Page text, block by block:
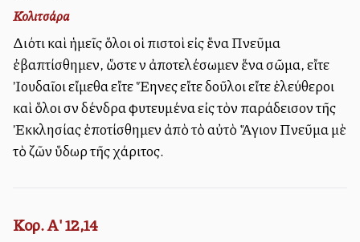
Κολιτσάρα
Διότι καὶ ἡμεῖς ὅλοι οἱ πιστοὶ εἰς ἕνα Πνεῦμα
ἐβαπτίσθημεν, ὥστε νὰ ἀποτελέσωμεν ἕνα σῶμα, εἴτε
Ἰουδαῖοι εἴμεθα εἴτε Ἕλληνες εἴτε δοῦλοι εἴτε ἐλεύθεροι
καὶ ὅλοι σὰν δένδρα φυτευμένα εἰς τὸν παράδεισον τῆς
Ἐκκλησίας ἐποτίσθημεν ἀπὸ τὸ αὐτὸ Ἅγιον Πνεῦμα μὲ
τὸ ζῶν ὕδωρ τῆς χάριτος.
Κορ. Α' 12,14